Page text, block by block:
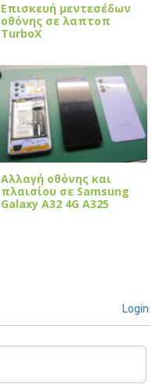
Επισκευή μεντεσέδων
οθόνης σε λαπτοπ
TurboX
Αλλαγή οθόνης και
πλαισίου σε Samsung
Galaxy A32 4G A325
Login